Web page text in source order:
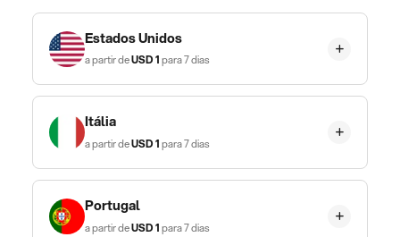
Estados Unidos
a partir deUSD1para 7 dias
Itália
a partir deUSD1para 7 dias
Portugal
a partir deUSD1para 7 dias